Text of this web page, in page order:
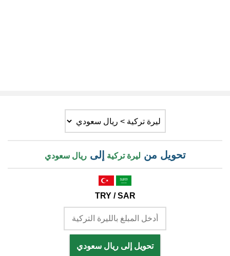
تحويل من ليرة تركية إلىريال سعودي
TRY / SAR
تحويل إلى ريال سعودي